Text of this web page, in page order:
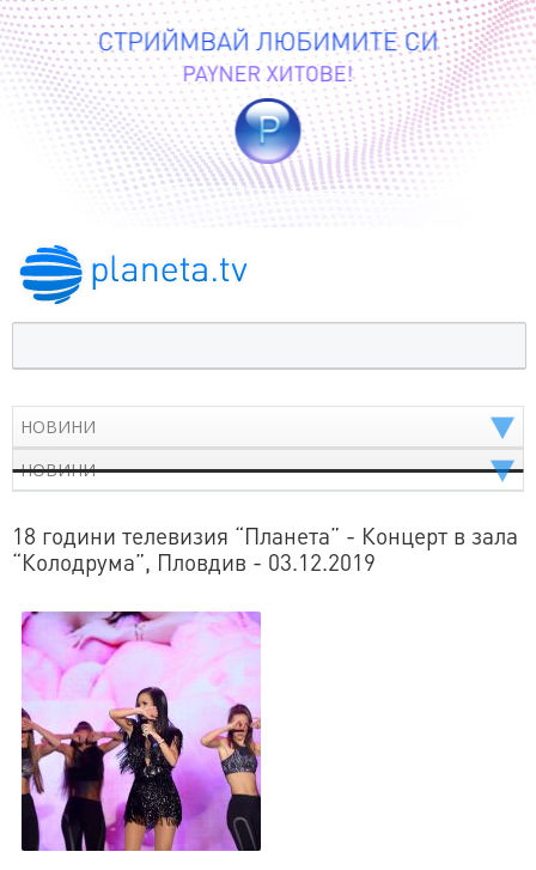
18 години телевизия “Планета” - Концерт в зала
“Колодрума”, Пловдив - 03.12.2019